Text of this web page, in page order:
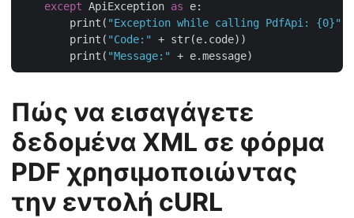
except ApiException as e:
        print(
"Exception while calling PdfApi: {0}"
        print(
"Code:"
+ str(e.code))
        print(
"Message:"
Πώς να εισαγάγετε
δεδομένα XML σε φόρμα
PDF χρησιμοποιώντας
την εντολή cURL